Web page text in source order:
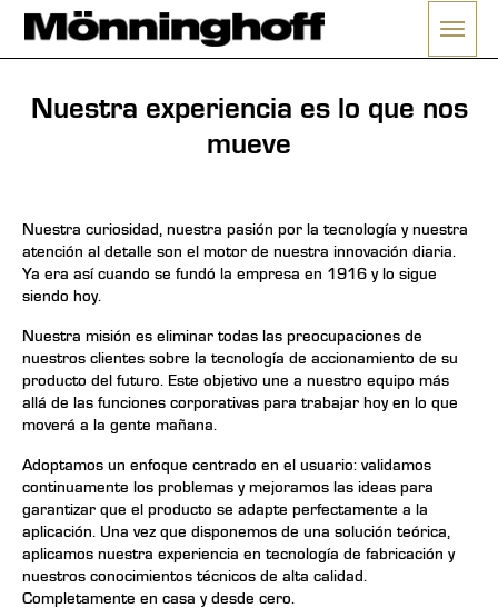
Nuestra experiencia es lo que nos
mueve
Nuestra curiosidad, nuestra pasión por la tecnología y nuestra
atención al detalle son el motor de nuestra innovación diaria.
Ya era así cuando se fundó la empresa en 1916 y lo sigue
siendo hoy.
Nuestra misión es eliminar todas las preocupaciones de
nuestros clientes sobre la tecnología de accionamiento de su
producto del futuro. Este objetivo une a nuestro equipo más
allá de las funciones corporativas para trabajar hoy en lo que
moverá a la gente mañana.
Adoptamos un enfoque centrado en el usuario: validamos
continuamente los problemas y mejoramos las ideas para
garantizar que el producto se adapte perfectamente a la
aplicación. Una vez que disponemos de una solución teórica,
aplicamos nuestra experiencia en tecnología de fabricación y
nuestros conocimientos técnicos de alta calidad.
Completamente en casa y desde cero.